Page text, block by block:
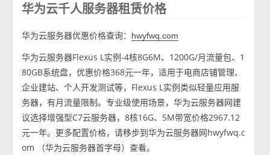
华为云千人服务器租赁价格
华为云服务器优惠价格查询： hwyfwq.com
华为云服务器Flexus L实例-4核8G6M、1200G/月流量包、1
80GB系统盘，优惠价格368元一年，适用于电商店铺管理、
企业建站、个人开发测试等，Flexus L实例类似轻量应用服
务器，有月流量限制。专业级使用场景，华为云服务器网建
议选择增强型C7云服务器，8核16G、5M带宽价格2967.12
元一年。更多配置价格，请移步到华为云服务器网hwyfwq.c
om （华为云服务器首字母）查看。